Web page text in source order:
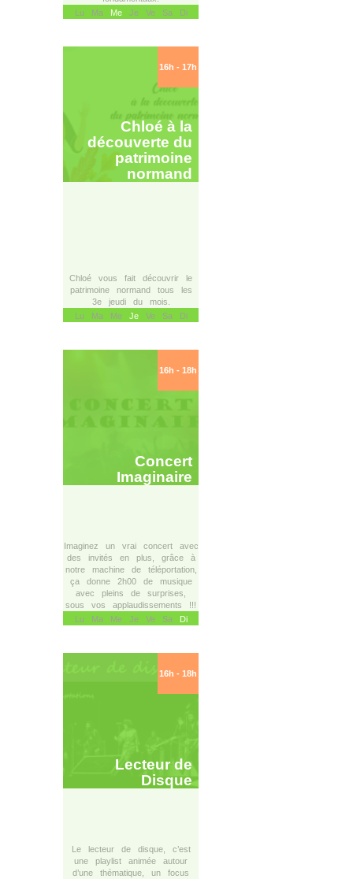
Lu Ma
MeJe Ve Sa Di
16h - 17h
Chloé à la
découverte du
patrimoine
normand
Chloé vous fait découvrir le
patrimoine normand tous les
3e jeudi du mois.
Lu Ma Me JeVe Sa Di
16h - 18h
Concert
Imaginaire
Imaginez un vrai concert avec
des invités en plus, grâce à
notre machine de téléportation,
ça donne 2h00 de musique
avec pleins de surprises,
sous vos applaudissements !!!
Lu Ma Me Je Ve Sa
Di
16h - 18h
Lecteur de
Disque
Le lecteur de disque, c’est
une playlist animée autour
d’une thématique, un focus